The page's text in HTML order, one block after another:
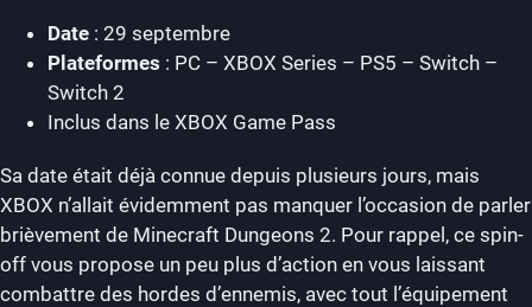
Date : 29 septembre
Plateformes : PC – XBOX Series – PS5 – Switch –
Switch 2
Inclus dans le XBOX Game Pass
Sa date était déjà connue depuis plusieurs jours, mais
XBOX n’allait évidemment pas manquer l’occasion de parler
brièvement de Minecraft Dungeons 2. Pour rappel, ce spin-
off vous propose un peu plus d’action en vous laissant
combattre des hordes d’ennemis, avec tout l’équipement